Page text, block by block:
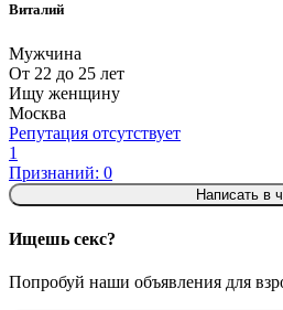
Виталий
Мужчина
От 22 до 25 лет
Ищу женщину
Москва
Репутация отсутствует
1
Признаний: 0
Написать в
Ищешь секс?
Попробуй наши объявления для